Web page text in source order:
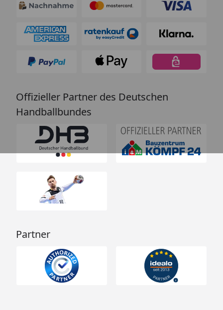
Offizieller Partner des Deutschen
Handballbundes
Partner